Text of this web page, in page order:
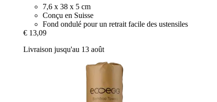
7,6 x 38 x 5 cm
Conçu en Suisse
Fond ondulé pour un retrait facile des ustensiles
€ 13,09
Livraison jusqu'au 13 août